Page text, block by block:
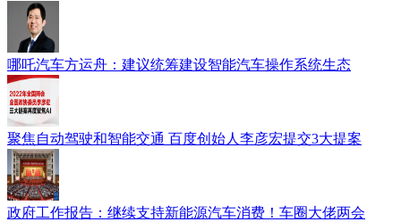
哪吒汽车方运舟：建议统筹建设智能汽车操作系统生态
聚焦自动驾驶和智能交通 百度创始人李彦宏提交3大提案
政府工作报告：继续支持新能源汽车消费！车圈大佬两会